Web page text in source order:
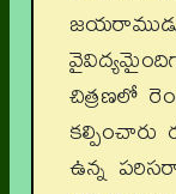
చిత్రణలో
ఉన్న